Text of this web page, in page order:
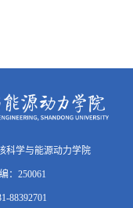
科学与能源动力学院
：250061
88392701